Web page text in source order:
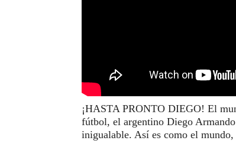
¡HASTA PRONTO DIEGO! El
fútbol, el argentino Diego
inigualable. Así es como el